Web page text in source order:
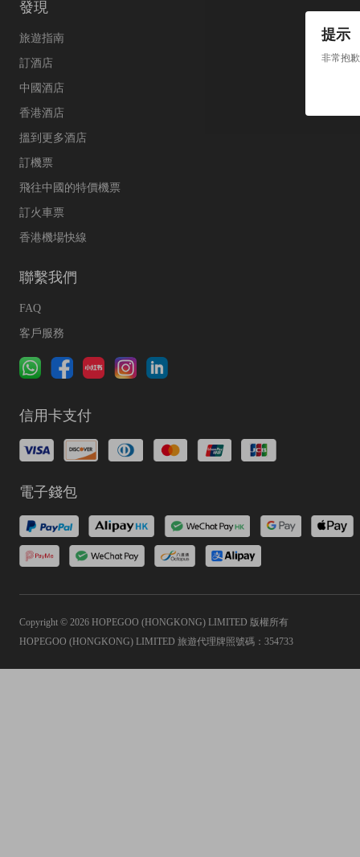
提示
非常抱
發現
旅遊指南
訂酒店
中國酒店
香港酒店
搵到更多酒店
訂機票
飛往中國的特價機票
訂火車票
香港機場快線
聯繫我們
FAQ
客戶服務
信用卡支付
電子錢包
Copyright © 2026 HOPEGOO (HONGKONG) LIMITED 版權所有
HOPEGOO (HONGKONG) LIMITED 旅遊代理牌照號碼：354733